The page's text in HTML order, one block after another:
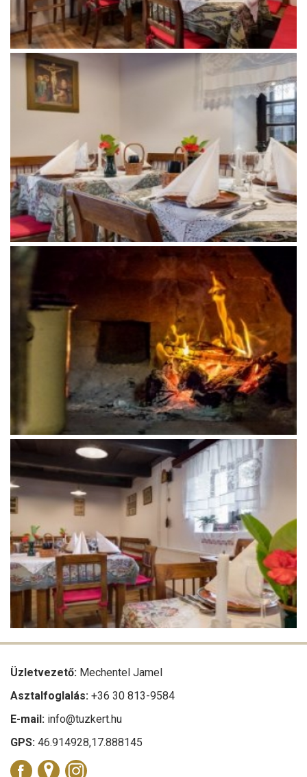
Üzletvezető: Mechentel Jamel
Asztalfoglalás: +36 30 813-9584
E-mail: info@tuzkert.hu
GPS: 46.914928,17.888145